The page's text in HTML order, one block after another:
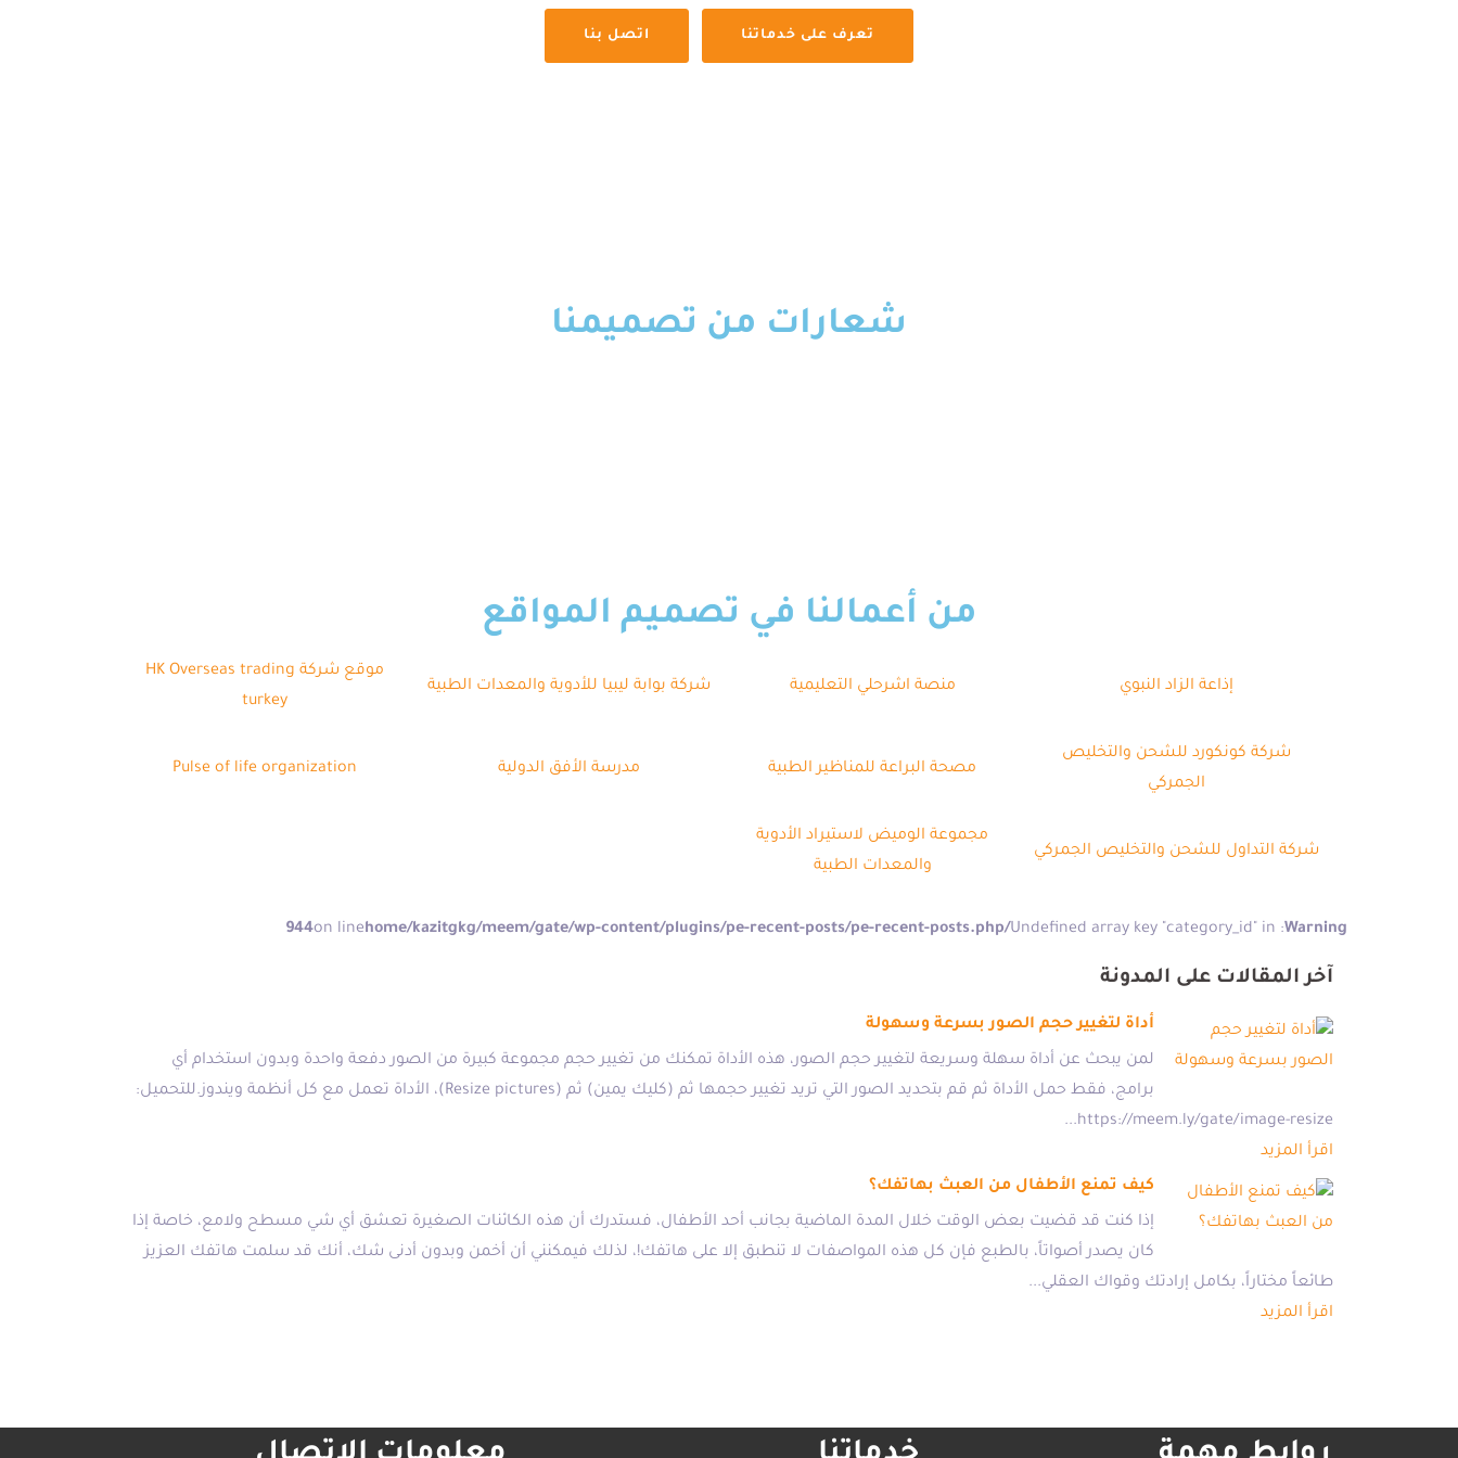
تعرف على خدماتنا اتصل بنا
شعارات من تصميمنا
من أعمالنا في تصميم المواقع
إذاعة الزاد النبوي منصة اشرحلي التعليمية شركة بوابة ليبيا للأدوية والمعدات الطبية
موقع شركة HK Overseas trading
turkey
شركة كونكورد للشحن والتخليص
الجمركي
مصحة البراعة للمناظير الطبية مدرسة الأفق الدولية Pulse of life organization
شركة التداول للشحن والتخليص الجمركي
مجموعة الوميض لاستيراد الأدوية
والمعدات الطبية
Warning
: Undefined array key "category_id" in
/home/kazitgkg/meem/gate/wp-content/plugins/pe-recent-posts/pe-recent-posts.php
on line
944
آخر المقالات على المدونة
أداة لتغيير حجم الصور بسرعة وسهولة
لمن يبحث عن أداة سهلة وسريعة لتغيير حجم الصور، هذه الأداة تمكنك من تغيير حجم مجموعة كبيرة من الصور دفعة واحدة وبدون استخدام أي
برامج، فقط حمل الأداة ثم قم بتحديد الصور التي تريد تغيير حجمها ثم (كليك يمين) ثم (Resize pictures)، الأداة تعمل مع كل أنظمة ويندوز.للتحميل:
https://meem.ly/gate/image-resize...
اقرأ المزيد
كيف تمنع الأطفال من العبث بهاتفك؟
إذا كنت قد قضيت بعض الوقت خلال المدة الماضية بجانب أحد الأطفال، فستدرك أن هذه الكائنات الصغيرة تعشق أي شي مسطح ولامع، خاصة إذا
كان يصدر أصواتاً، بالطبع فإن كل هذه المواصفات لا تنطبق إلا على هاتفك!، لذلك فيمكنني أن أخمن وبدون أدنى شك، أنك قد سلمت هاتفك العزيز
طائعاً مختاراً، بكامل إرادتك وقواك العقلي...
اقرأ المزيد